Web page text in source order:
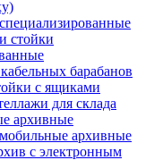
стойки
барабанов
с ящиками
для склада
архивные
архивные
с электронным